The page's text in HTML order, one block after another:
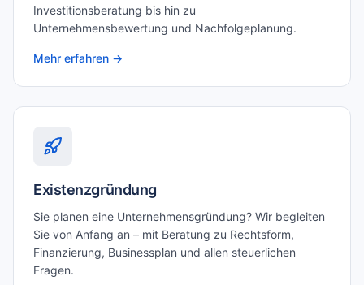
Investitionsberatung bis hin zu
Unternehmensbewertung und Nachfolgeplanung.
Mehr erfahren →
Existenzgründung
Sie planen eine Unternehmensgründung? Wir begleiten
Sie von Anfang an – mit Beratung zu Rechtsform,
Finanzierung, Businessplan und allen steuerlichen
Fragen.